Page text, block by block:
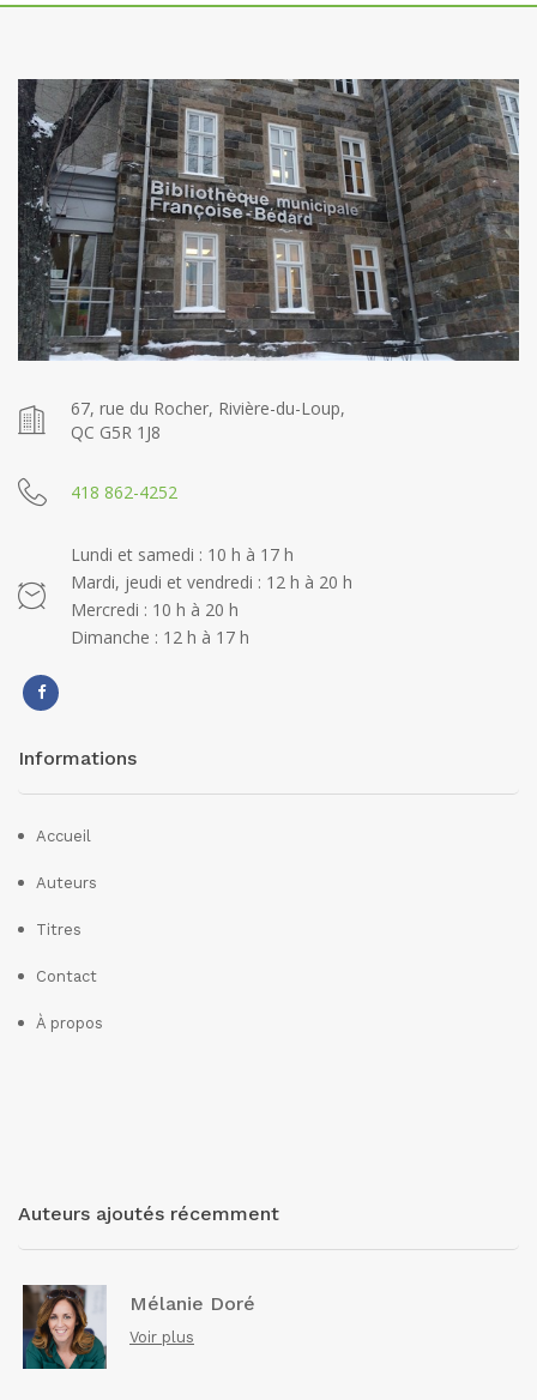
67, rue du Rocher, Rivière-du-Loup,
QC G5R 1J8
418 862-4252
Lundi et samedi : 10 h à 17 h
Mardi, jeudi et vendredi : 12 h à 20 h
Mercredi : 10 h à 20 h
Dimanche : 12 h à 17 h
Informations
Accueil
Auteurs
Titres
Contact
À propos
Auteurs ajoutés récemment
Mélanie Doré
Voir plus